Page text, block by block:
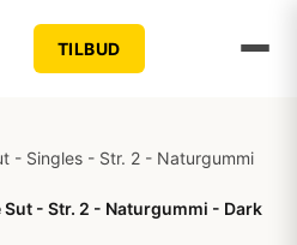
TILBUD
- Singles - Str. 2 - Naturgummi
Sut - Str. 2 - Naturgummi - Dark